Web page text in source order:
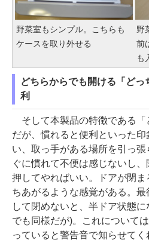
野菜室もシンプル。こちらも
ケースを取り外せる
野
前
も
どちらからでも開ける「ど
利
そして本製品の特徴である「
だが、慣れると便利といった
い、取っ手がある場所を引っ
ぐに慣れて不便は感じないし
押してやればいい。ドアが閉
ちあがるような感覚がある。
して閉めないと、半ドア状態
でも同様だが)。これについて
っていると警告音で知らせてく